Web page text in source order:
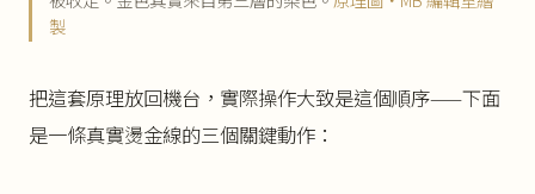
製
把這套原理放回機台，實際操作大致是這個順序——下面
是一條真實燙金線的三個關鍵動作：